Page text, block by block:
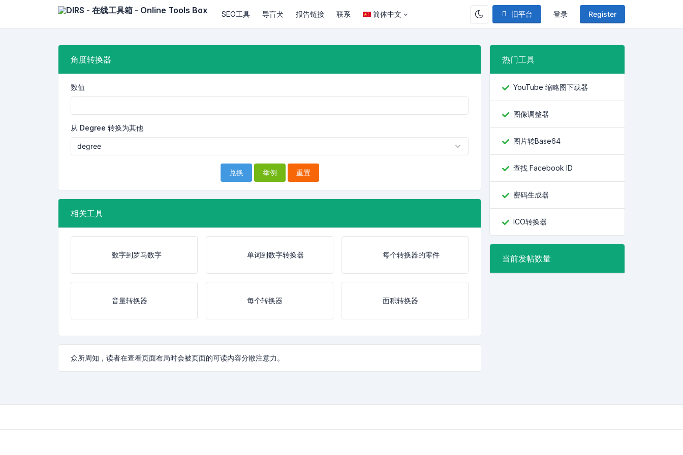
旧平台 登录 Register
SEO工具 导盲犬 报告链接 联系 简体中文
角度转换器
数值
从 Degree 转换为其他
兑换 举例 重置
相关工具
数字到罗马数字 单词到数字转换器 每个转换器的零件
音量转换器 每个转换器 面积转换器
众所周知，读者在查看页面布局时会被页面的可读内容分散注意力。
热门工具
YouTube 缩略图下载器
图像调整器
图片转Base64
查找 Facebook ID
密码生成器
ICO转换器
当前发帖数量